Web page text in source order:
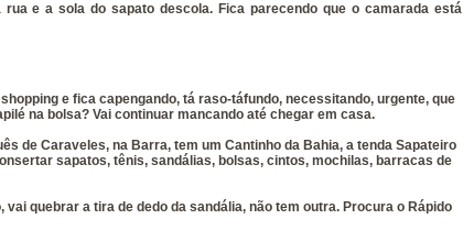
e a sola do sapato descola. Fica parecendo que o camarada está
e fica capengando, tá raso-táfundo, necessitando, urgente, que
na bolsa? Vai continuar mancando até chegar em casa.
de Caraveles, na Barra, tem um Cantinho da Bahia, a tenda Sapateiro
sapatos, tênis, sandálias, bolsas, cintos, mochilas, barracas de
quebrar a tira de dedo da sandália, não tem outra. Procura o Rápido